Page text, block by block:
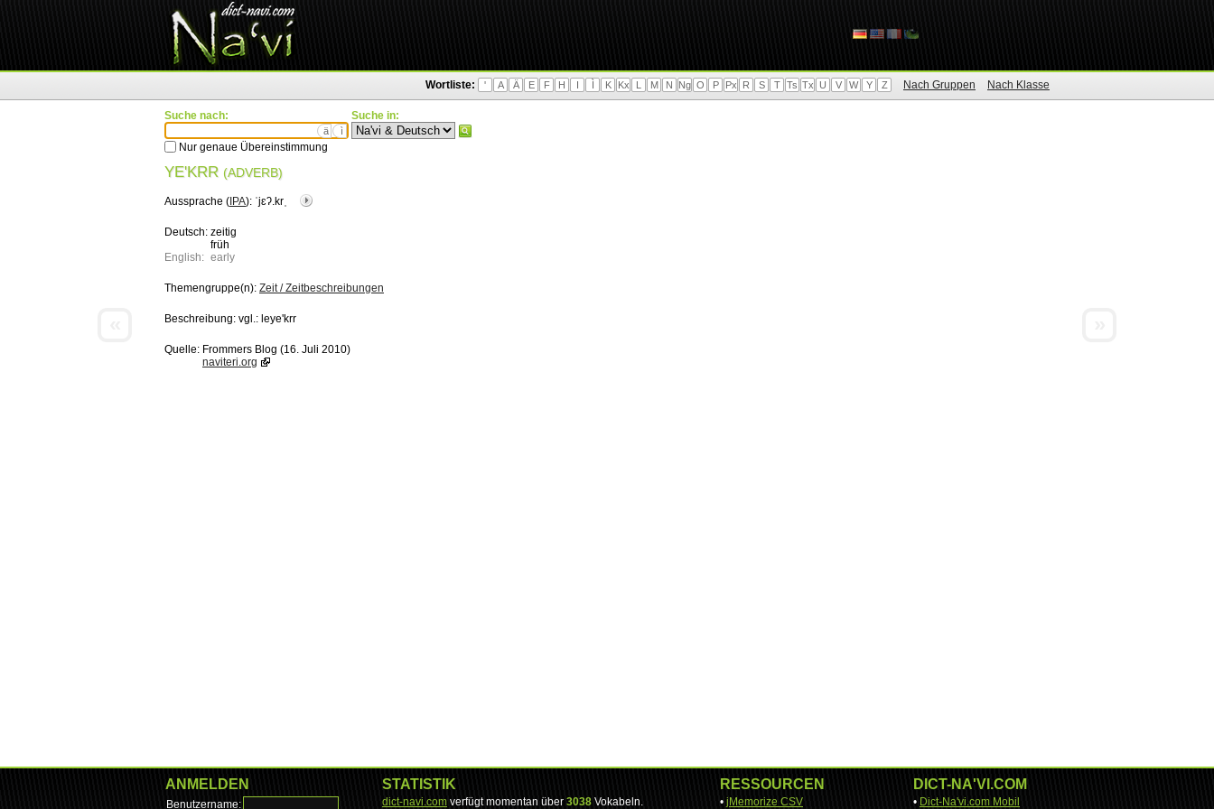
Wortliste: ' A Ä E F H I Ì K Kx L M N Ng O P Px R S T Ts Tx U V W Y Z Nach Gruppen Nach Klasse
Suche nach:
ä ì
Nur genaue Übereinstimmung
Suche in:
YE'KRR (ADVERB)
Aussprache ( IPA): ˈjɛʔ.krˌ
Deutsch: zeitig
früh
English: early
Themengruppe(n): Zeit / Zeitbeschreibungen
Beschreibung: vgl.: leye'krr
Quelle: Frommers Blog (16. Juli 2010)
naviteri.org
ANMELDEN
Benutzername:
STATISTIK
dict-navi.com verfügt momentan über 3038 Vokabeln.
RESSOURCEN
• jMemorize CSV
DICT-NA'VI.COM
• Dict-Na'vi.com Mobil